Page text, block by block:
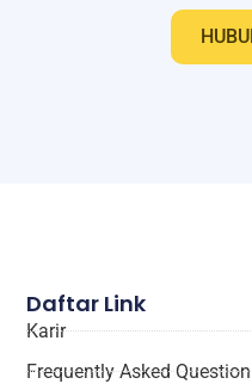
Daftar Link
Karir
Frequently Asked